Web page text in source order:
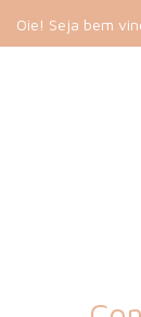
Oie! Seja bem